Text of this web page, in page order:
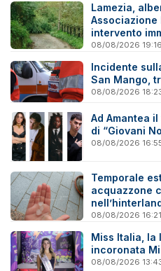
Lamezia,
Associazione
intervento
08/08/2026 19:16
Incidente
San Mango,
08/08/2026
Ad Amantea
di “Giovani
08/08/2026
Temporale
acquazzone
08/08/2026 16:21
Miss Italia, la
incoronata
08/08/2026